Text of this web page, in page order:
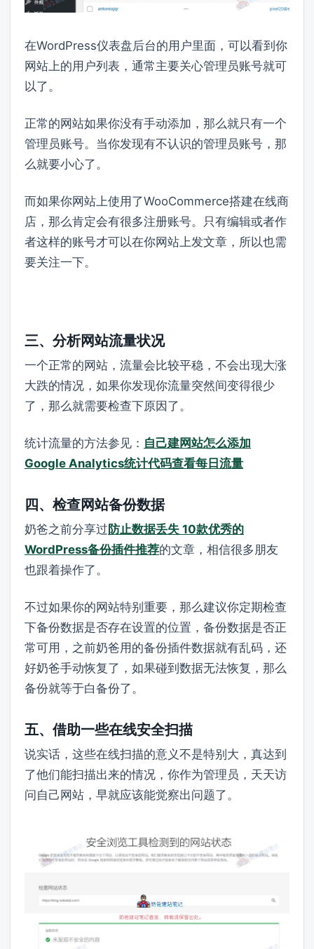
在WordPress仪表盘后台的用户里面，可以看到你
网站上的用户列表，通常主要关心管理员账号就可
以了。
正常的网站如果你没有手动添加，那么就只有一个
管理员账号。当你发现有不认识的管理员账号，那
么就要小心了。
而如果你网站上使用了WooCommerce搭建在线商
店，那么肯定会有很多注册账号。只有编辑或者作
者这样的账号才可以在你网站上发文章，所以也需
要关注一下。
三、分析网站流量状况
一个正常的网站，流量会比较平稳，不会出现大涨
大跌的情况，如果你发现你流量突然间变得很少
了，那么就需要检查下原因了。
统计流量的方法参见： 自己建网站怎么添加
Google Analytics统计代码查看每日流量
四、检查网站备份数据
奶爸之前分享过防止数据丢失 10款优秀的
WordPress备份插件推荐的文章，相信很多朋友
也跟着操作了。
不过如果你的网站特别重要，那么建议你定期检查
下备份数据是否存在设置的位置，备份数据是否正
常可用，之前奶爸用的备份插件数据就有乱码，还
好奶爸手动恢复了，如果碰到数据无法恢复，那么
备份就等于白备份了。
五、借助一些在线安全扫描
说实话，这些在线扫描的意义不是特别大，真达到
了他们能扫描出来的情况，你作为管理员，天天访
问自己网站，早就应该能觉察出问题了。